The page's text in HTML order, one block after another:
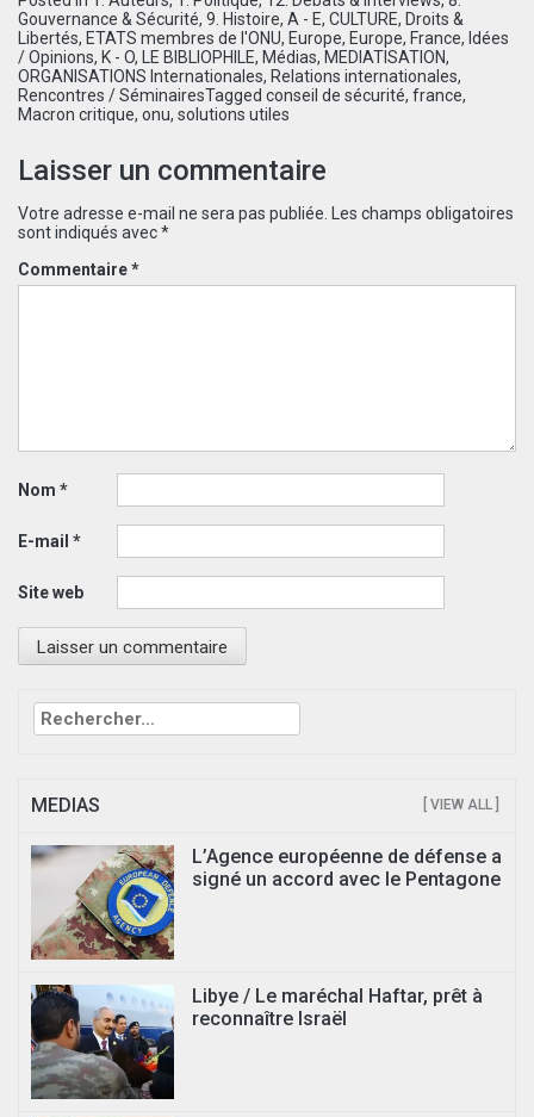
Gouvernance & Sécurité, 9. Histoire, A - E, CULTURE, Droits &
Libertés, ETATS membres de l'ONU, Europe, Europe, France, Idées
/ Opinions, K - O, LE BIBLIOPHILE, Médias, MEDIATISATION,
ORGANISATIONS Internationales, Relations internationales,
Rencontres / SéminairesTagged conseil de sécurité, france,
Macron critique, onu, solutions utiles
Laisser un commentaire
Votre adresse e-mail ne sera pas publiée. Les champs obligatoires
sont indiqués avec*
Commentaire*
Nom *
E-mail *
Site web
Rechercher :
MEDIAS [ VIEW ALL ]
L’Agence européenne de défense a
signé un accord avec le Pentagone
Libye / Le maréchal Haftar, prêt à
reconnaître Israël